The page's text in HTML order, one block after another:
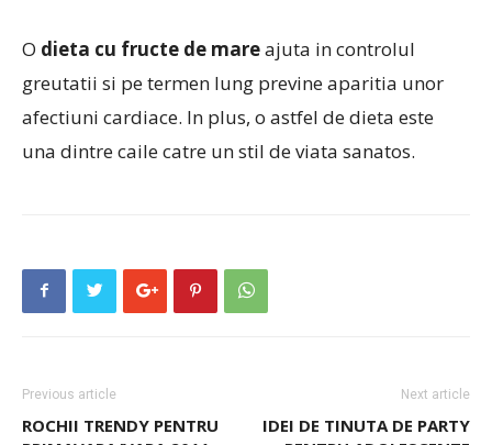
O dieta cu fructe de mareajuta in controlul
greutatii si pe termen lung previne aparitia unor
afectiuni cardiace. In plus, o astfel de dieta este
una dintre caile catre un stil de viata sanatos.
Previous article
ROCHII TRENDY PENTRU
Next article
IDEI DE TINUTA DE PARTY